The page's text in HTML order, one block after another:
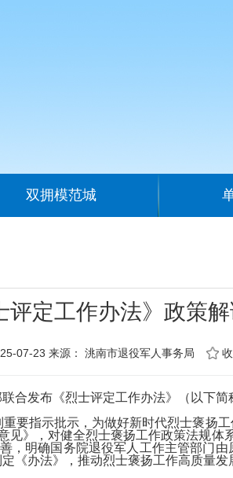
双拥模范城
评定工作办法》政策
07-23 来源： 洮南市退役军人事务局
合发布《烈士评定工作办法》（以下简
要指示批示，为做好新时代烈士褒扬
》，对健全烈士褒扬工作政策法规体
，明确国务院退役军人工作主管部门
《办法》，推动烈士褒扬工作高质量发